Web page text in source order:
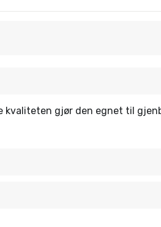
kvaliteten gjør den egnet til